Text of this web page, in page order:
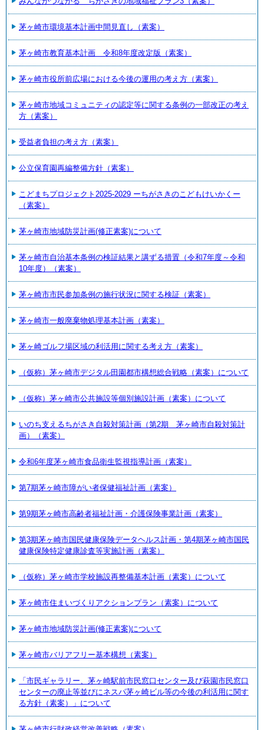
茅ヶ崎市環境基本計画中間見直し（素案）
茅ヶ崎市教育基本計画 令和8年度改定版（素案）
茅ヶ崎市役所前広場における今後の運用の考え方（素案）
茅ヶ崎市地域コミュニティの認定等に関する条例の一部改正の考え
方（素案）
受益者負担の考え方（素案）
公立保育園再編整備方針（素案）
こどまちプロジェクト2025-2029 ーちがさきのこどもけいかくー
（素案）
茅ヶ崎市地域防災計画(修正素案)について
茅ヶ崎市自治基本条例の検証結果と講ずる措置（令和7年度～令和
10年度）（素案）
茅ヶ崎市市民参加条例の施行状況に関する検証（素案）
茅ヶ崎市一般廃棄物処理基本計画（素案）
茅ヶ崎ゴルフ場区域の利活用に関する考え方（素案）
（仮称）茅ヶ崎市デジタル田園都市構想総合戦略（素案）について
（仮称）茅ヶ崎市公共施設等個別施設計画（素案）について
いのち支えるちがさき自殺対策計画（第2期 茅ヶ崎市自殺対策計
画）（素案）
令和6年度茅ヶ崎市食品衛生監視指導計画（素案）
第7期茅ヶ崎市障がい者保健福祉計画（素案）
第9期茅ヶ崎市高齢者福祉計画・介護保険事業計画（素案）
第3期茅ヶ崎市国民健康保険データヘルス計画・第4期茅ヶ崎市国民
健康保険特定健康診査等実施計画（素案）
（仮称）茅ヶ崎市学校施設再整備基本計画（素案）について
茅ヶ崎市住まいづくりアクションプラン（素案）について
茅ヶ崎市地域防災計画(修正素案)について
茅ヶ崎市バリアフリー基本構想（素案）
「市民ギャラリー、茅ヶ崎駅前市民窓口センター及び萩園市民窓口
センターの廃止等並びにネスパ茅ヶ崎ビル等の今後の利活用に関す
る方針（素案）」について